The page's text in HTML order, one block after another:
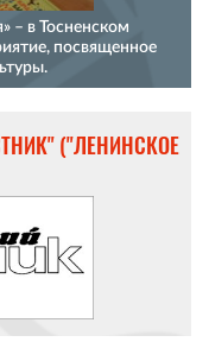
– в Тосненском
посвященное
("ЛЕНИНСКОЕ